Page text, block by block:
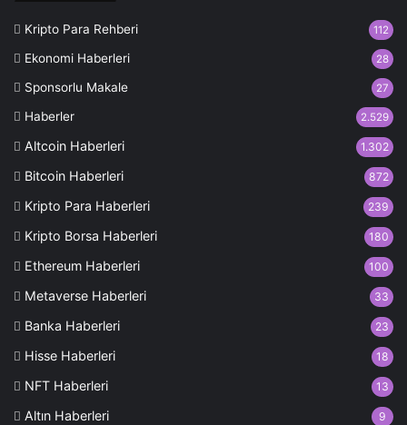
Kripto Para Rehberi 112
Ekonomi Haberleri 28
Sponsorlu Makale 27
Haberler 2.529
Altcoin Haberleri 1.302
Bitcoin Haberleri 872
Kripto Para Haberleri 239
Kripto Borsa Haberleri 180
Ethereum Haberleri 100
Metaverse Haberleri 33
Banka Haberleri 23
Hisse Haberleri 18
NFT Haberleri 13
Altın Haberleri 9